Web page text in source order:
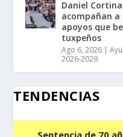
Daniel
acompañan a
apoyos que
tuxpeños
Ago 6, 2026 |
2026-2029
TENDENCIAS